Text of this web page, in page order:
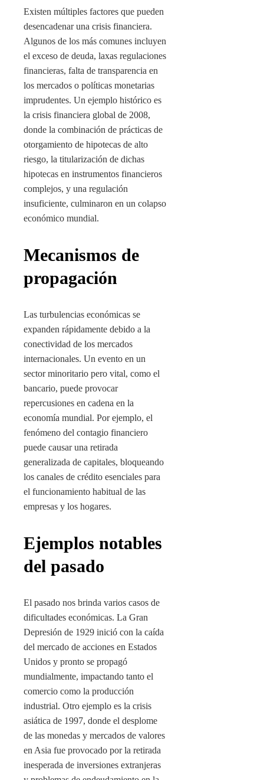
Existen múltiples factores que pueden
desencadenar una crisis financiera.
Algunos de los más comunes incluyen
el exceso de deuda, laxas regulaciones
financieras, falta de transparencia en
los mercados o políticas monetarias
imprudentes. Un ejemplo histórico es
la crisis financiera global de 2008,
donde la combinación de prácticas de
otorgamiento de hipotecas de alto
riesgo, la titularización de dichas
hipotecas en instrumentos financieros
complejos, y una regulación
insuficiente, culminaron en un colapso
económico mundial.
Mecanismos de
propagación
Las turbulencias económicas se
expanden rápidamente debido a la
conectividad de los mercados
internacionales. Un evento en un
sector minoritario pero vital, como el
bancario, puede provocar
repercusiones en cadena en la
economía mundial. Por ejemplo, el
fenómeno del contagio financiero
puede causar una retirada
generalizada de capitales, bloqueando
los canales de crédito esenciales para
el funcionamiento habitual de las
empresas y los hogares.
Ejemplos notables
del pasado
El pasado nos brinda varios casos de
dificultades económicas. La Gran
Depresión de 1929 inició con la caída
del mercado de acciones en Estados
Unidos y pronto se propagó
mundialmente, impactando tanto el
comercio como la producción
industrial. Otro ejemplo es la crisis
asiática de 1997, donde el desplome
de las monedas y mercados de valores
en Asia fue provocado por la retirada
inesperada de inversiones extranjeras